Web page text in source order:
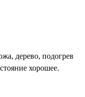
дерево, подогрев
хорошее.